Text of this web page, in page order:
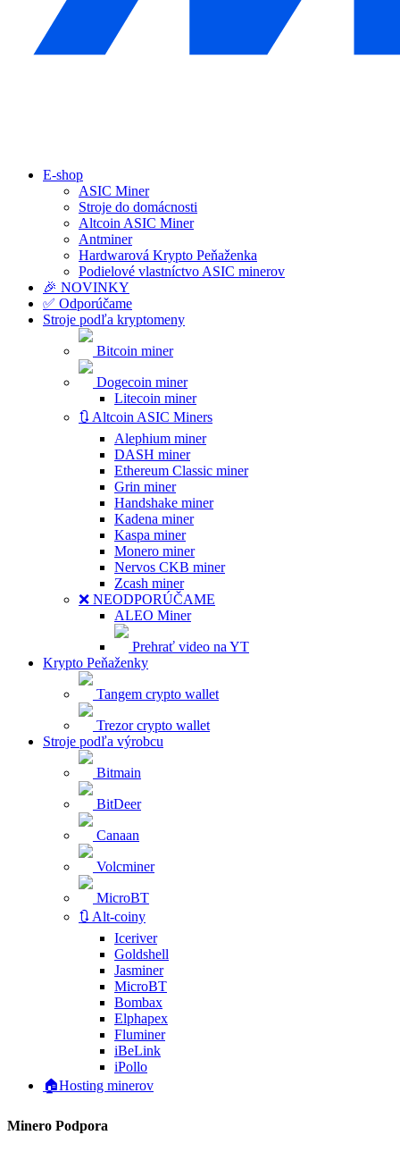
E-shop
ASIC Miner
Stroje do domácnosti
Altcoin ASIC Miner
Antminer
Hardwarová Krypto Peňaženka
Podielové vlastníctvo ASIC minerov
🎉 NOVINKY
✅ Odporúčame
Stroje podľa kryptomeny
Bitcoin miner
Dogecoin miner
Litecoin miner
🔃 Altcoin ASIC Miners
Alephium miner
DASH miner
Ethereum Classic miner
Grin miner
Handshake miner
Kadena miner
Kaspa miner
Monero miner
Nervos CKB miner
Zcash miner
❌ NEODPORÚČAME
ALEO Miner
Prehrať video na YT
Krypto Peňaženky
Tangem crypto wallet
Trezor crypto wallet
Stroje podľa výrobcu
Bitmain
BitDeer
Canaan
Volcminer
MicroBT
🔃 Alt-coiny
Iceriver
Goldshell
Jasminer
MicroBT
Bombax
Elphapex
Fluminer
iBeLink
iPollo
🏠Hosting minerov
Minero Podpora